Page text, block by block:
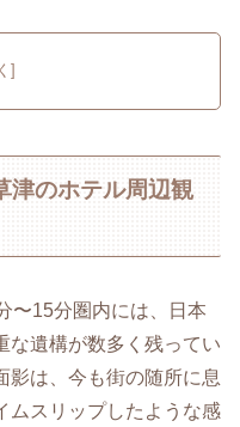
津のホテル周辺観
〜15分圏内には、日本
な遺構が数多く残ってい
影は、今も街の随所に息
ムスリップしたような感